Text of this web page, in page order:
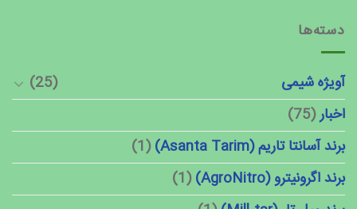
دسته‌ها
آویژه شیمی
(25)
اخبار(75)
برند آسانتا تاریم (Asanta Tarim)
(1)
برند اگرونیترو (AgroNitro)
(1)